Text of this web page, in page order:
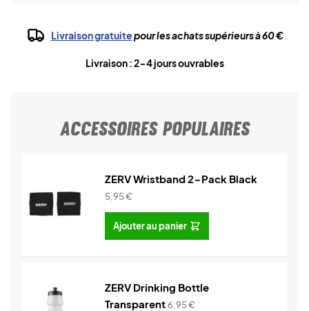
Livraison gratuitepour les achats supérieurs à 60 €
Livraison : 2-4 jours ouvrables
ACCESSOIRES POPULAIRES
ZERV Wristband 2-Pack Black
5,95€
Ajouter au panier
ZERV Drinking Bottle
Transparent6,95€